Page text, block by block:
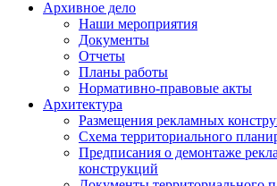
Архивное дело
Наши мероприятия
Документы
Отчеты
Планы работы
Нормативно-правовые акты
Архитектура
Размещения рекламных
Схема территориального
Предписания о демонтаже
конструкций